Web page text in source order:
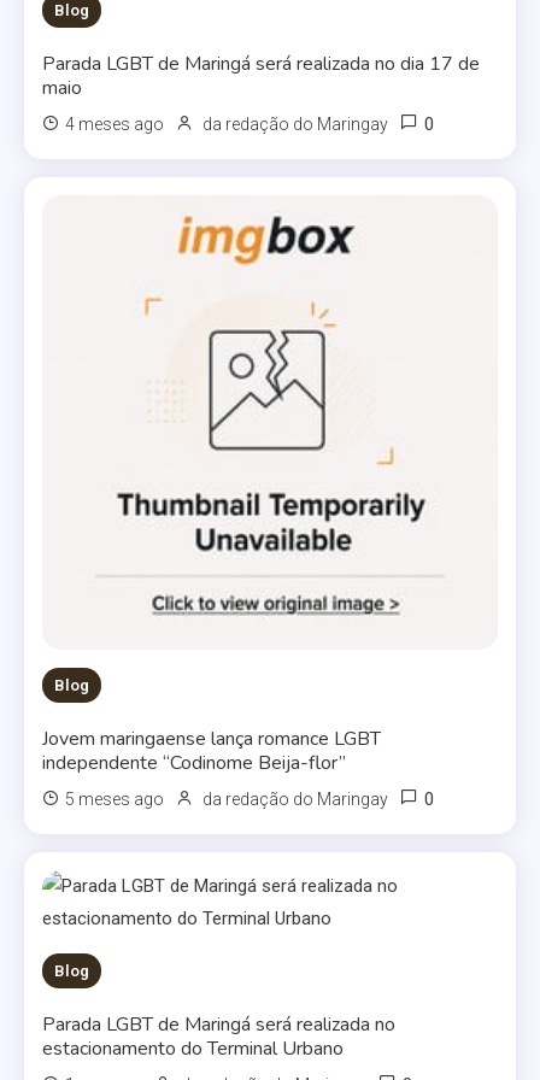
Blog
Parada LGBT de Maringá será realizada no dia 17 de
maio
4 meses ago da redação do Maringay 0
Blog
Jovem maringaense lança romance LGBT
independente “Codinome Beija-flor”
5 meses ago da redação do Maringay 0
Blog
Parada LGBT de Maringá será realizada no
estacionamento do Terminal Urbano